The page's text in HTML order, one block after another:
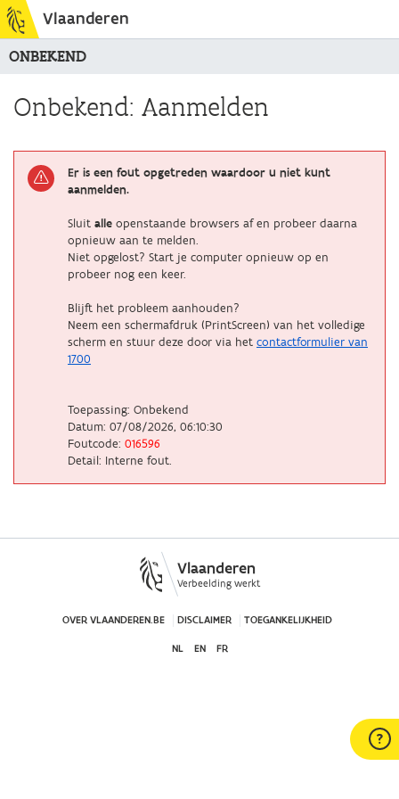
Vlaanderen
ONBEKEND
Onbekend: Aanmelden
Er is een fout opgetreden waardoor u niet kunt
aanmelden.
Sluit alle openstaande browsers af en probeer daarna
opnieuw aan te melden.
Niet opgelost? Start je computer opnieuw op en
probeer nog een keer.
Blijft het probleem aanhouden?
Neem een schermafdruk (PrintScreen) van het volledige
scherm en stuur deze door via het contactformulier van
1700
Toepassing: Onbekend
Datum: 07/08/2026, 06:10:30
Foutcode: 016596
Detail: Interne fout.
Vlaanderen
Verbeelding werkt
OVER VLAANDEREN.BE DISCLAIMER TOEGANKELIJKHEID
NL EN FR